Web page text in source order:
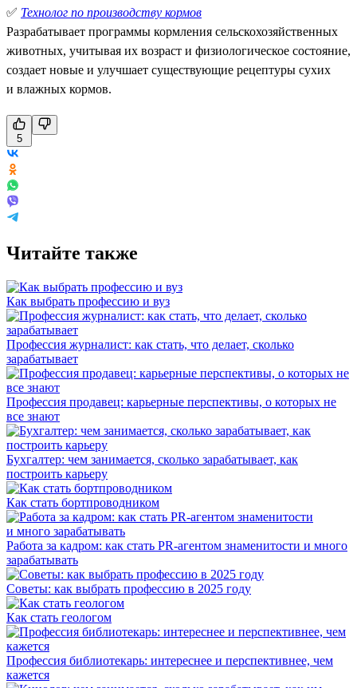
✅ Технолог по производству кормов
Разрабатывает программы кормления сельскохозяйственных
животных, учитывая их возраст и физиологическое состояние,
создает новые и улучшает существующие рецептуры сухих
и влажных кормов.
5
Читайте также
Как выбрать профессию и вуз
Профессия журналист: как стать, что делает, сколько
зарабатывает
Профессия продавец: карьерные перспективы, о которых не
все знают
Бухгалтер: чем занимается, сколько зарабатывает, как
построить карьеру
Как стать бортпроводником
Работа за кадром: как стать PR-агентом знаменитости и много
зарабатывать
Советы: как выбрать профессию в 2025 году
Как стать геологом
Профессия библиотекарь: интереснее и перспективнее, чем
кажется